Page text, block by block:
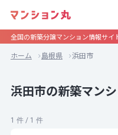
全国の新築分譲マンション情報サイ
ホーム 島根県 浜田市
浜田市の新築マン
1 件 / 1 件